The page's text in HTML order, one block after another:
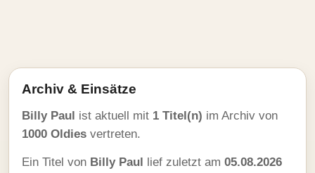
Archiv & Einsätze
Billy Paul ist aktuell mit 1 Titel(n) im Archiv von
1000 Oldies vertreten.
Ein Titel von Billy Paul lief zuletzt am 05.08.2026